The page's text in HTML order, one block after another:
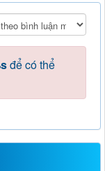
để có thể